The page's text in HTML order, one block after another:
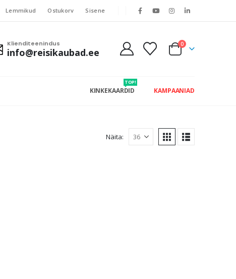
Lemmikud Ostukorv Sisene
Klienditeenindus
info@reisikaubad.ee
0
TOP!
KINKEKAARDID KAMPAANIAD
Näita: